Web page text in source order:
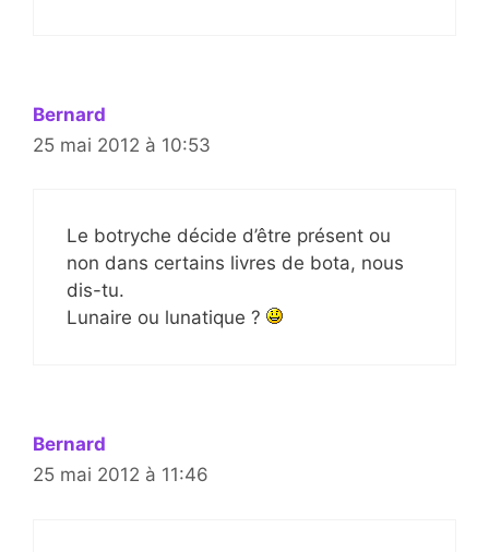
Bernard
25 mai 2012 à 10:53
Le botryche décide d’être présent ou
non dans certains livres de bota, nous
dis-tu.
Lunaire ou lunatique ?
Bernard
25 mai 2012 à 11:46